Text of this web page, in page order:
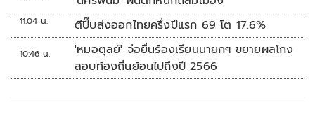
11:04 น. ตีปี๊บส่งออกไทยครึ่งปีแรก 69 โต 17.6%
10:46 น.
'หมอตุลย์' จ่อยื่นร้องเรียนนายกฯ ขยายผลโกง
สอบท้องถิ่นย้อนไปถึงปี 2566